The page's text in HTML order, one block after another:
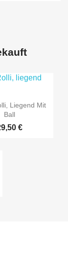
Liegend Mit
Ball
€